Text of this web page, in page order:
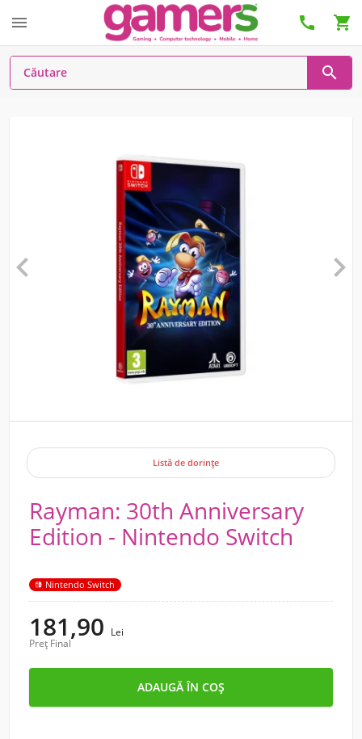
  

 
Listă de dorințe
Rayman: 30th Anniversary
Edition - Nintendo Switch
Nintendo Switch
181,90 Lei
Preț Final